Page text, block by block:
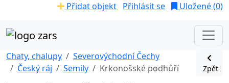
Přidat objekt Přihlásit se Uložené (0)
Chaty, chalupy
Severovýchodní Čechy
Český ráj
Semily Krkonošské podhůří Zpět